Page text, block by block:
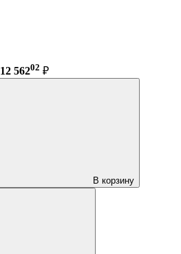
12 56202 ₽
В корзину